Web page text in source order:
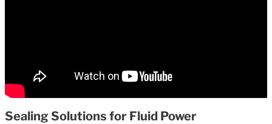
Sealing Solutions for Fluid Power